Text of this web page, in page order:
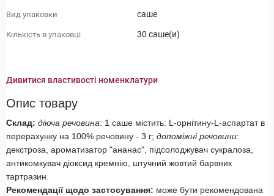
Вид упаковки саше
Кількість в упаковці 30 саше(и)
Дивитися властивості номенклатури
Опис товару
Склад: діюча речовина: 1 саше містить: L-орнітину-L-аспартат в
перерахунку на 100% речовину - 3 г; допоміжні речовини:
декстроза, ароматизатор "ананас", підсолоджувач сукралоза,
антикомкувач діоксид кремнію, штучний жовтий барвник
тартразин.
Рекомендації щодо застосування: може бути рекомендована